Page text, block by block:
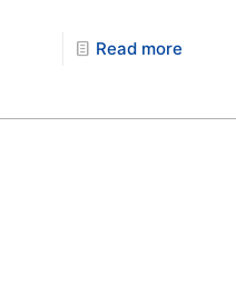
Read more